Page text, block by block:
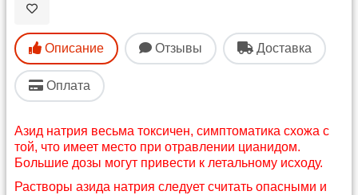
Описание Отзывы Доставка
Оплата
Азид натрия весьма токсичен, симптоматика схожа с
той, что имеет место при отравлении цианидом.
Большие дозы могут привести к летальному исходу.
Растворы азида натрия следует считать опасными и